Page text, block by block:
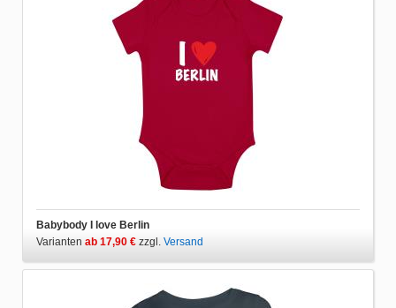
Babybody I love Berlin
Varianten ab 17,90 € zzgl. Versand